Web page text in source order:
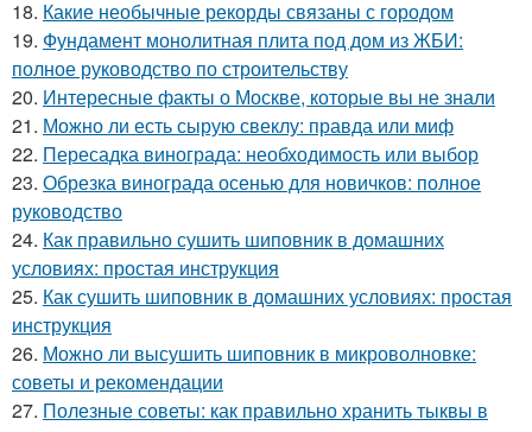
18. Какие необычные рекорды связаны с городом
19. Фундамент монолитная плита под дом из ЖБИ:
полное руководство по строительству
20. Интересные факты о Москве, которые вы не знали
21. Можно ли есть сырую свеклу: правда или миф
22. Пересадка винограда: необходимость или выбор
23. Обрезка винограда осенью для новичков: полное
руководство
24. Как правильно сушить шиповник в домашних
условиях: простая инструкция
25. Как сушить шиповник в домашних условиях: простая
инструкция
26. Можно ли высушить шиповник в микроволновке:
советы и рекомендации
27. Полезные советы: как правильно хранить тыквы в